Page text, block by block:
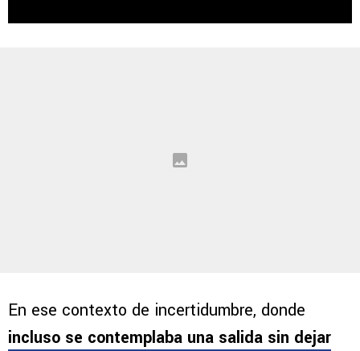
En ese contexto de incertidumbre, donde
incluso se contemplaba una salida sin dejar